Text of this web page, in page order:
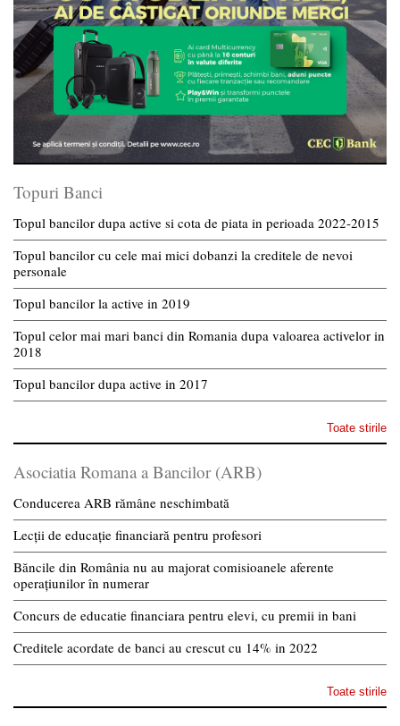
Topuri Banci
Topul bancilor dupa active si cota de piata in perioada 2022-2015
Topul bancilor cu cele mai mici dobanzi la creditele de nevoi
personale
Topul bancilor la active in 2019
Topul celor mai mari banci din Romania dupa valoarea activelor in
2018
Topul bancilor dupa active in 2017
Toate stirile
Asociatia Romana a Bancilor (ARB)
Conducerea ARB rămâne neschimbată
Lecții de educație financiară pentru profesori
Băncile din România nu au majorat comisioanele aferente
operațiunilor în numerar
Concurs de educatie financiara pentru elevi, cu premii in bani
Creditele acordate de banci au crescut cu 14% in 2022
Toate stirile